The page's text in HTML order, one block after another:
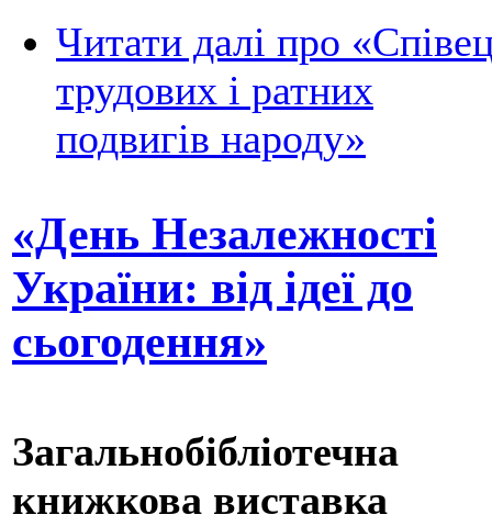
Читати далі про
трудових і ратних
подвигів народу»
«День Незалежності
України: від ідеї до
сьогодення»
Загальнобібліотечна
книжкова виставка